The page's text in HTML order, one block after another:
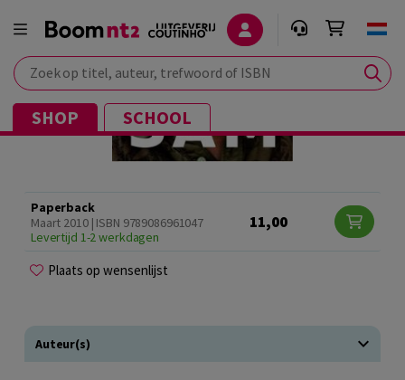
Zoek op titel, auteur, trefwoord of ISBN
SHOP SCHOOL
Paperback
Maart 2010 | ISBN 9789086961047
Levertijd 1-2 werkdagen
11,00
Plaats op wensenlijst
Auteur(s)